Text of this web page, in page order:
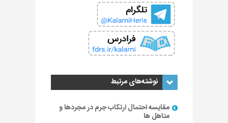
نوشته‌های مرتبط
مقایسه احتمال ارتکاب جرم در مجردها و
متاهل ها